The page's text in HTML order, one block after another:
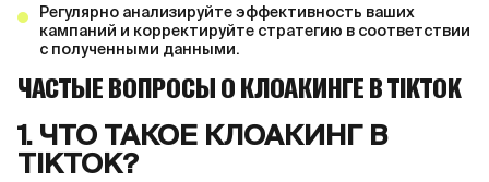
Регулярно анализируйте эффективность ваших
кампаний и корректируйте стратегию в соответствии
с полученными данными.
ЧАСТЫЕ ВОПРОСЫ О КЛОАКИНГЕ В TIKTOK
1. ЧТО ТАКОЕ КЛОАКИНГ В
TIKTOK?